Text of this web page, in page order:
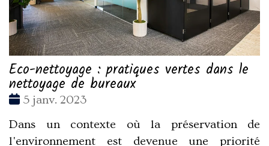
Eco-nettoyage : pratiques vertes dans le
nettoyage de bureaux
Date
5 janv. 2023
Dans un contexte où la préservation de
l'environnement est devenue une priorité